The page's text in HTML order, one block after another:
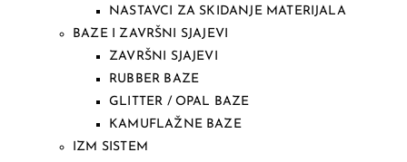
NASTAVCI ZA SKIDANJE MATERIJALA
BAZE I ZAVRŠNI SJAJEVI
ZAVRŠNI SJAJEVI
RUBBER BAZE
GLITTER / OPAL BAZE
KAMUFLAŽNE BAZE
IZM SISTEM